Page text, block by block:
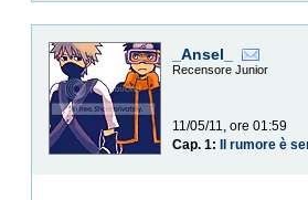
_Ansel_
Recensore Junior
11/05/11, ore 01:59
Cap. 1:
Il rumore è